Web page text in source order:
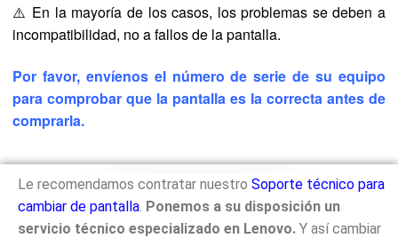
⚠️ En la mayoría de los casos, los problemas se deben a
incompatibilidad, no a fallos de la pantalla.
Por favor, envíenos el número de serie de su equipo
para comprobar que la pantalla es la correcta antes de
comprarla.
Le recomendamos contratar nuestro Soporte técnico para
cambiar de pantalla. Ponemos a su disposición un
servicio técnico especializado en Lenovo. Y así cambiar